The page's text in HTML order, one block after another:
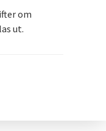
om
ut.